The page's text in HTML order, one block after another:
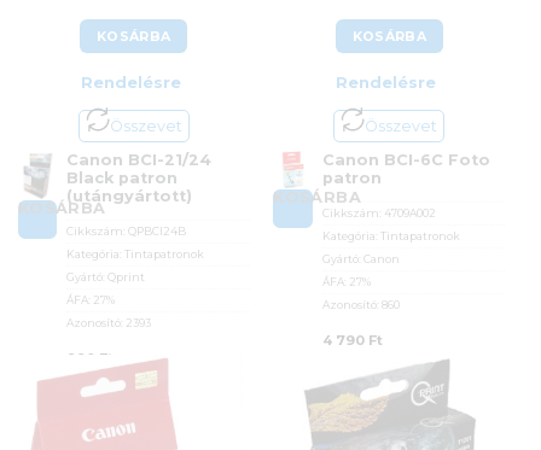
KOSÁRBA
Rendelésre
Összevet
KOSÁRBA
Canon BCI-21/24
Black patron
(utángyártott)
Cikkszám:QPBCI24B
Kategória:Tintapatronok
Gyártó:Qprint
ÁFA: 27%
Azonosító: 2393
890 Ft
KOSÁRBA
Rendelésre
Összevet
KOSÁRBA
Canon BCI-6C Foto
patron
Cikkszám: 4709A002
Kategória: Tintapatronok
Gyártó: Canon
ÁFA: 27%
Azonosító: 860
4 790 Ft